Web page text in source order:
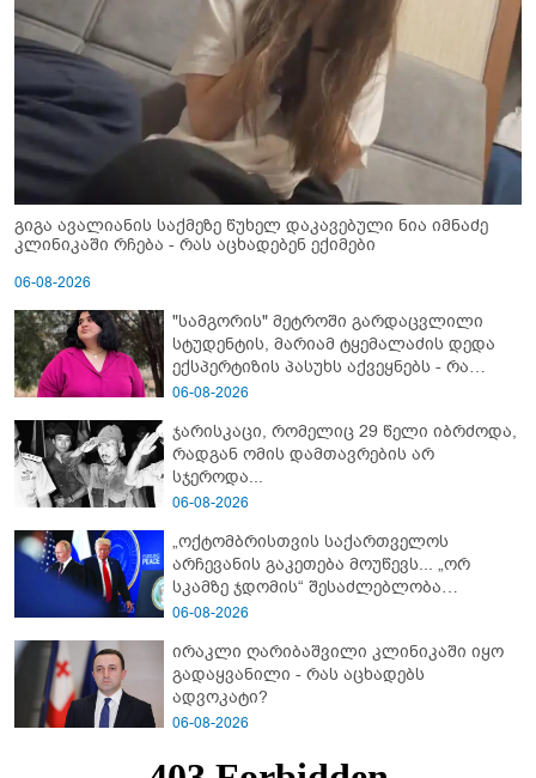
გიგა ავალიანის საქმეზე წუხელ დაკავებული ნია იმნაძე
კლინიკაში რჩება - რას აცხადებენ ექიმები
06-08-2026
"სამგორის" მეტროში გარდაცვლილი
სტუდენტის, მარიამ ტყემალაძის დედა
ექსპერტიზის პასუხს აქვეყნებს - რა
გახდა გოგონას გარდაცვალების მიზეზი?
06-08-2026
ჯარისკაცი, რომელიც 29 წელი იბრძოდა,
რადგან ომის დამთავრების არ
სჯეროდა...
06-08-2026
„ოქტომბრისთვის საქართველოს
არჩევანის გაკეთება მოუწევს... „ორ
სკამზე ჯდომის“ შესაძლებლობა
შეიძლება დასრულდეს“ - მირიან
06-08-2026
ირაკლი ღარიბაშვილი კლინიკაში იყო
გადაყვანილი - რას აცხადებს
ადვოკატი?
06-08-2026